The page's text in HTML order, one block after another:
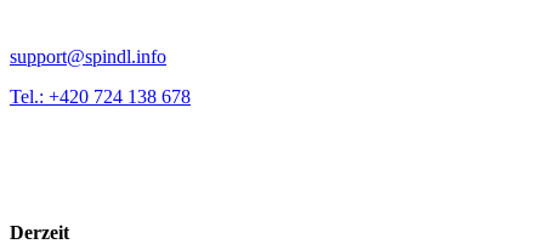
support@spindl.info
Tel.: +420 724 138 678
Derzeit